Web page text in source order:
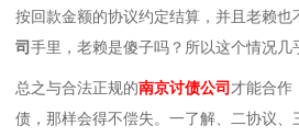
按回款金额的协议约定结算，并且老赖也
司手里，老赖是傻子吗？所以这个情况几
总之与合法正规的南京讨债公司 才能合作
债，那样会得不偿失。一了解、二协议